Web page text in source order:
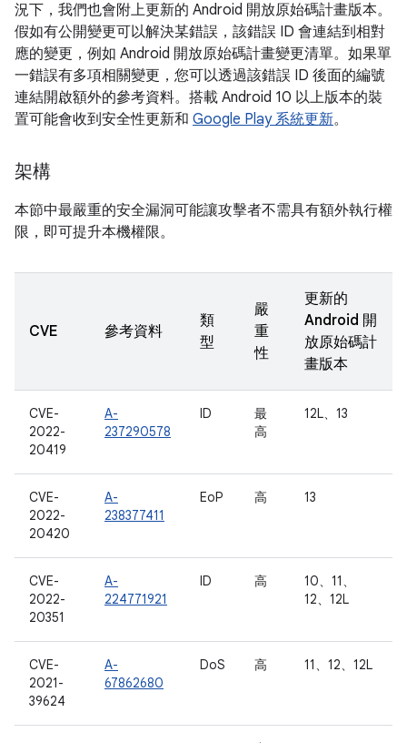
況下，我們也會附上更新的 Android 開放原始碼計畫版本。
假如有公開變更可以解決某錯誤，該錯誤 ID 會連結到相對
應的變更，例如 Android 開放原始碼計畫變更清單。如果單
一錯誤有多項相關變更，您可以透過該錯誤 ID 後面的編號
連結開啟額外的參考資料。搭載 Android 10 以上版本的裝
置可能會收到安全性更新和 Google Play 系統更新。
架構
本節中最嚴重的安全漏洞可能讓攻擊者不需具有額外執行權
限，即可提升本機權限。
CVE 參考資料
類
型
嚴
重
性
更新的
Android 開
放原始碼計
畫版本
CVE-
2022-
20419
A-
237290578
ID
最
高
12L、13
CVE-
2022-
20420
A-
238377411
EoP 高 13
CVE-
2022-
20351
A-
224771921
ID 高
10、11、
12、12L
CVE-
2021-
39624
A-
67862680
DoS 高 11、12、12L